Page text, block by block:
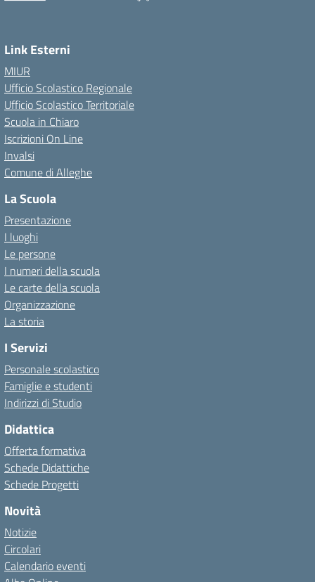
Link Esterni
MIUR
Ufficio Scolastico Regionale
Ufficio Scolastico Territoriale
Scuola in Chiaro
Iscrizioni On Line
Invalsi
Comune di Alleghe
La Scuola
Presentazione
I luoghi
Le persone
I numeri della scuola
Le carte della scuola
Organizzazione
La storia
I Servizi
Personale scolastico
Famiglie e studenti
Indirizzi di Studio
Didattica
Offerta formativa
Schede Didattiche
Schede Progetti
Novità
Notizie
Circolari
Calendario eventi